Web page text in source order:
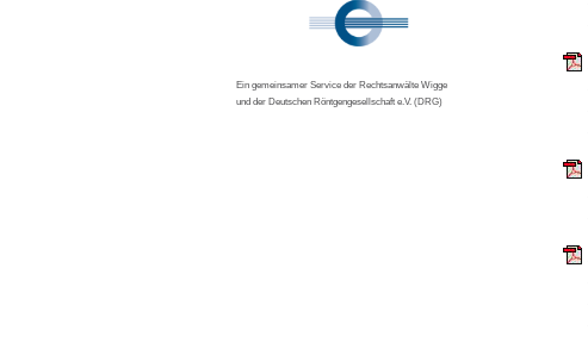
Ein gemeinsamer Service der Rechtsanwälte Wigge
und der Deutschen Röntgengesellschaft e.V. (DRG)